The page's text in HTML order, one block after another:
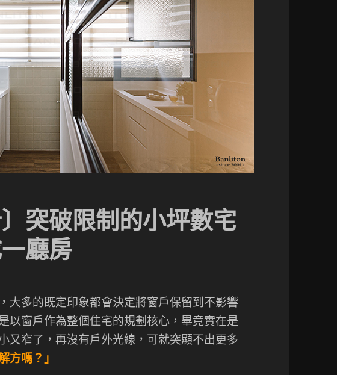
〕突破限制的小坪數宅
廳房
大多的既定印象都會決定將窗戶保留到不影響
以窗戶作為整個住宅的規劃核心，畢竟實在是
又窄了，再沒有戶外光線，可就突顯不出更多
方嗎？」